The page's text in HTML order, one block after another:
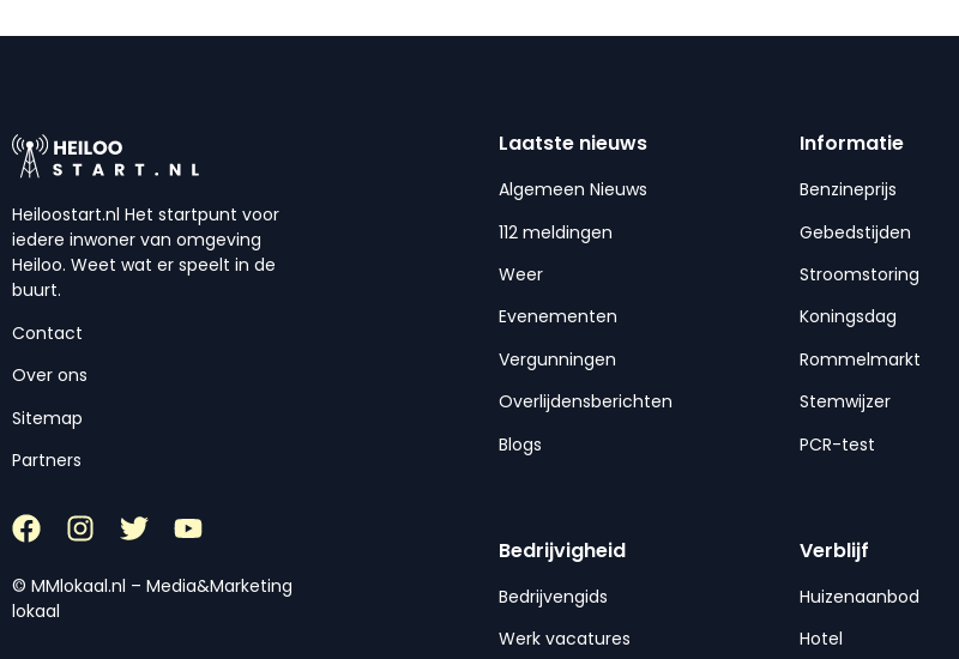
Heiloostart.nl Het startpunt voor
iedere inwoner van omgeving
Heiloo. Weet wat er speelt in de
buurt.
Contact
Over ons
Sitemap
Partners
© MMlokaal.nl – Media&Marketing
lokaal
Laatste nieuws
Algemeen Nieuws
112 meldingen
Weer
Evenementen
Vergunningen
Overlijdensberichten
Blogs
Informatie
Benzineprijs
Gebedstijden
Stroomstoring
Koningsdag
Rommelmarkt
Stemwijzer
PCR-test
Bedrijvigheid
Bedrijvengids
Werk vacatures
Verblijf
Huizenaanbod
Hotel